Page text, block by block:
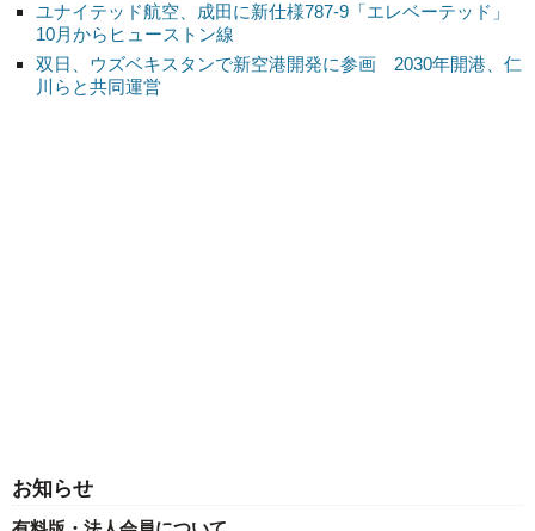
ユナイテッド航空、成田に新仕様787-9「エレベーテッド」
10月からヒューストン線
双日、ウズベキスタンで新空港開発に参画 2030年開港、仁
川らと共同運営
お知らせ